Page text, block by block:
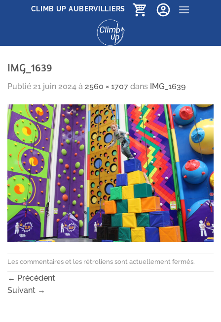
CLIMB UP AUBERVILLIERS
IMG_1639
Publié 21 juin 2024 à 2560 × 1707 dans IMG_1639
Les commentaires et les rétroliens sont actuellement fermés.
← Précédent
Suivant →